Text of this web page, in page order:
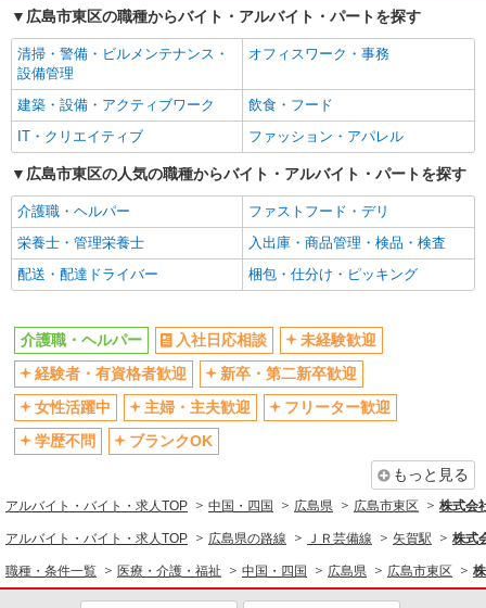
産休・育休取得実績あり
広島市東区の職種からバイト・アルバイト・パートを探す
清掃・警備・ビルメンテナンス・
設備管理
オフィスワーク・事務
建築・設備・アクティブワーク
飲食・フード
IT・クリエイティブ
ファッション・アパレル
広島市東区の人気の職種からバイト・アルバイト・パートを探す
介護職・ヘルパー
ファストフード・デリ
栄養士・管理栄養士
入出庫・商品管理・検品・検査
配送・配達ドライバー
梱包・仕分け・ピッキング
介護職・ヘルパー 入社日応相談
未経験歓迎
経験者・有資格者歓迎
新卒・第二新卒歓迎
女性活躍中
主婦・主夫歓迎
フリーター歓迎
学歴不問
ブランクOK
もっと見る
アルバイト・バイト・求人TOP 中国・四国 広島県 広島市東区 株式会
アルバイト・バイト・求人TOP 広島県の路線 ＪＲ芸備線 矢賀駅 株式
職種・条件一覧 医療・介護・福祉 中国・四国 広島県 広島市東区